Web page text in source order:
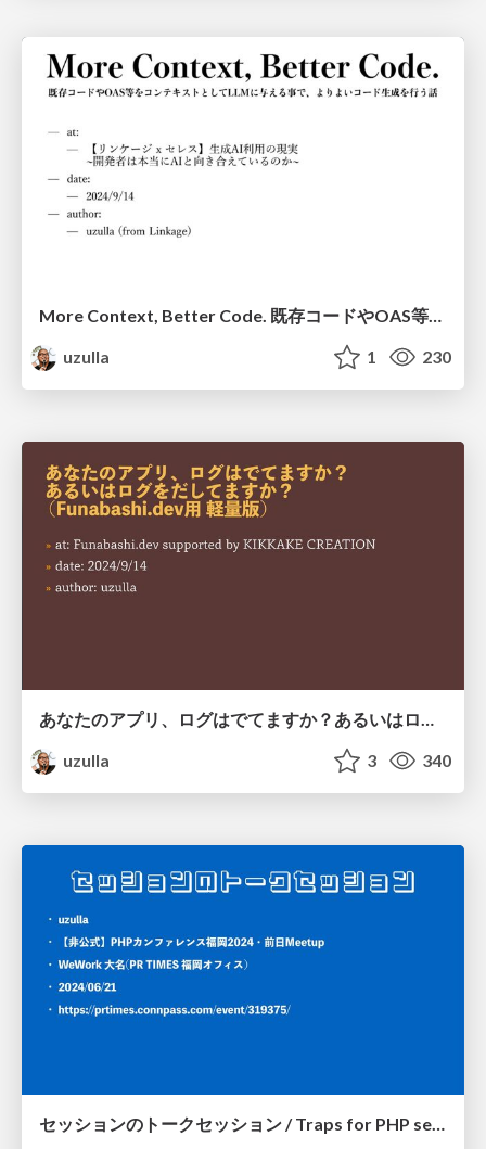
More Context, Better Code. 既存コードやOAS等をコンテキストとしてLLMに与える事で、よりよいコード生成を行う話
uzulla
1 230
あなたのアプリ、ログはでてますか？あるいはログをだしてますか？ (Funabashi.dev用 軽量版)
uzulla
3 340